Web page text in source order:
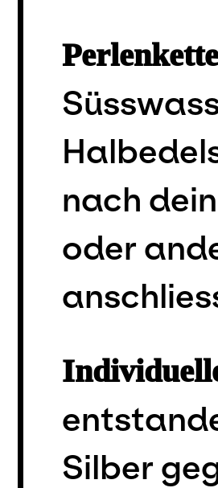
nach
oder
Silber